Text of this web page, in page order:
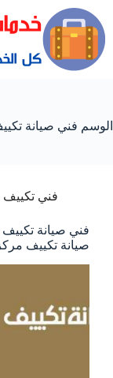
الوسم فني صيانة
فني تكييف
صيانة تكييف